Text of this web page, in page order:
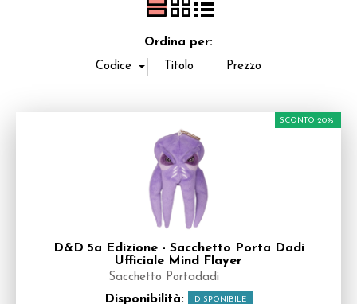
Ordina per:
D&D 5a Edizione - Sacchetto Porta Dadi
Ufficiale Mind Flayer
Sacchetto Portadadi
Disponibilità: DISPONIBILE
SCONTO 20%